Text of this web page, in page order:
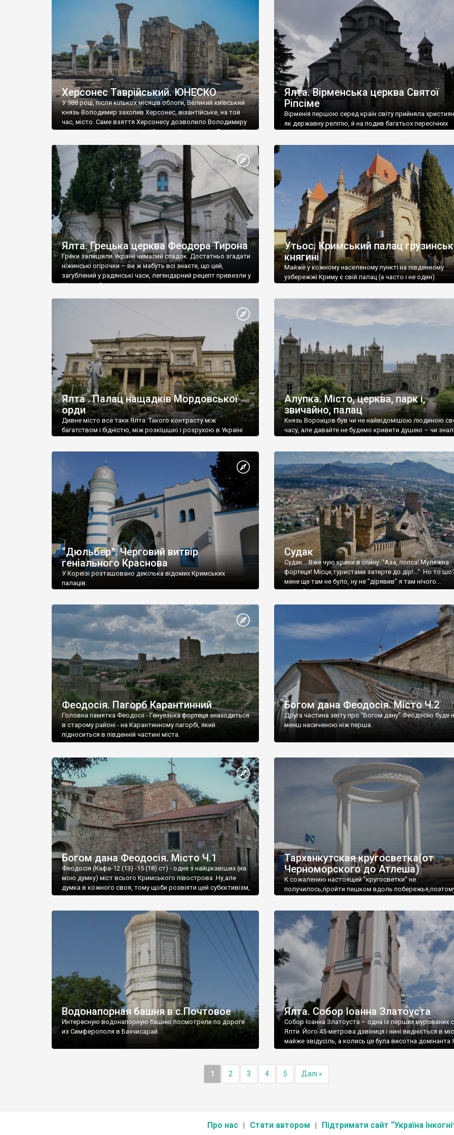
візантійської доби. Раритети викрадені з фондів об’єкту
культурної спадщини ЮНЕСКО «Херсонеса Таврійського».
Офіційно – на виставку «Золото Візантії», але експерти та
влада в Україні вважають це лише […]
називаються «повстяками» (postaki)…” “Вино. Крим
виробляє відмінне вино і його вдосталь: воно все
легке біле і дуже […]
Херсонес Таврійський. ЮНЕСКО
У 988 році, після кількох місяців облоги, Великий київський
князь Володимир захопив Херсонес, візантійське, на той
час, місто. Саме взяття Херсонесу дозволило Володимиру
диктувати свої умови візантійському імператору Василю ІІ,
Херсонесі Володимир-язичник, став Василем-
християнином. А потім було Хрещення Русі. На честь
Херсонесу Таврійського названо місто […]
Ялта. Вірменська церква Святої
Ріпсіме
Вірменія першою серед країн світу прийняла
як державну релігію, й на подив багатьох пересічних
Ялта. Грецька церква Феодора Тирона
Греки залишили Україні чималий спадок. Достатньо згадати
ніжинські огірочки – ви ж мабуть всі знаєте, що цей,
загублений у радянські часи, легендарний рецепт привезли у
Ніжин греки?
Утьос. Кримський палац
княгині
Майже у кожному населеному пункті на південному
узбережжі Криму є свій палац (а часто і не один).
Ялта . Палац нащадків Мордовської
орди
Дивне місто все таки Ялта. Такого контрасту між
багатством і бідністю, між розкішшю і розрухою в Україні
Алупка. Місто, церква, парк і,
звичайно, палац
Князь Воронцов був чи не найвідомішою людиною
часу, але давайте не будемо кривити душею – чи
“Дюльбер”. Черговий витвір
геніального Краснова
У Кореїзі розташовано декілька відомих Кримських
палаців.
Судак
Судак... Вже чую крики в спину: "Ааа, попса! Муляжна
фортеця! Місце,туристами затерте до дір!..." Но то
мене ще там не було, ну не "дірявив" я там нічого...
принаймні до цього літа.
Феодосія. Пагорб Карантинний
Головна памятка Феодосії - Генуезька фортеця знаходиться
в старому районі - на Карантинному пагорбі, який
підноситься в південній частині міста.
Богом дана Феодосія. Місто Ч.2
Друга частина звіту про "Богом дану" Феодосію буде
менш насиченою ніж перша.
Богом дана Феодосія. Місто Ч.1
Феодосія (Кафа-12 (13) -15 (18) ст) - одне з найцікавіших (на
мою думку) міст всього Кримського півострова .Ну,але
думка в кожного своя, тому щоби розвіяти цей субєктивізм,
запрошую відвідати це
Тарханкутская кругосветка(от
Черноморского до Атлеша)
К сожалению настоящей "кругосветки" не
получилось,пройти пешком вдоль
Водонапорная башня в с.Почтовое
Интересную водонапорную башню посмотрели по дороге
из Симферополя в Бахчисарай.
Ялта. Собор Іоанна Златоуста
Собор Іоанна Златоуста – одна із перших мурованих
Ялти. Його 45-метрова дзвіниця і нині видніється в
майже звідусіль, а колись це була висотна домінанта
1 2 3 4 5 Далі »
Про нас Стати автором Підтримати сайт “Україна